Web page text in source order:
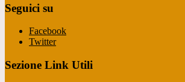
Seguici su
Facebook
Twitter
Sezione Link Utili